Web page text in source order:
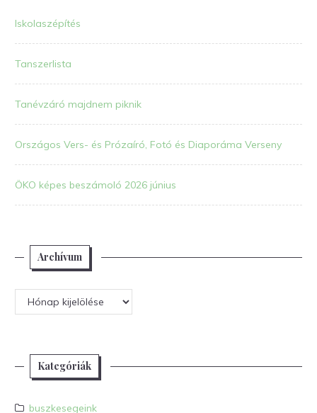
Iskolaszépítés
Tanszerlista
Tanévzáró majdnem piknik
Országos Vers- és Prózaíró, Fotó és Diaporáma Verseny
ÖKO képes beszámoló 2026 június
Archívum
Archívum
Kategóriák
buszkesegeink